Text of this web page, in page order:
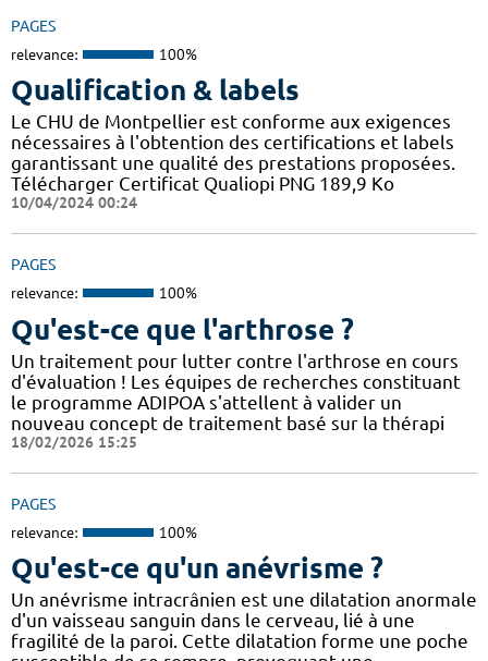
PAGES
relevance: 100%
Qualification & labels
Le CHU de Montpellier est conforme aux exigences
nécessaires à l'obtention des certifications et labels
garantissant une qualité des prestations proposées.
Télécharger Certificat Qualiopi PNG 189,9 Ko
10/04/2024 00:24
PAGES
relevance: 100%
Qu'est-ce que l'arthrose ?
Un traitement pour lutter contre l'arthrose en cours
d'évaluation ! Les équipes de recherches constituant
le programme ADIPOA s'attellent à valider un
nouveau concept de traitement basé sur la thérapi
18/02/2026 15:25
PAGES
relevance: 100%
Qu'est-ce qu'un anévrisme ?
Un anévrisme intracrânien est une dilatation anormale
d'un vaisseau sanguin dans le cerveau, lié à une
fragilité de la paroi. Cette dilatation forme une poche